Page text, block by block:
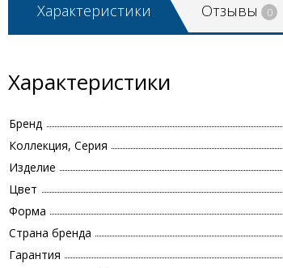
Характеристики Отзывы 0
Характеристики
Бренд
Коллекция, Серия
Изделие
Цвет
Форма
Страна бренда
Гарантия